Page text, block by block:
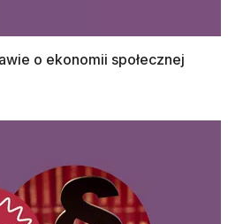
o ekonomii społecznej